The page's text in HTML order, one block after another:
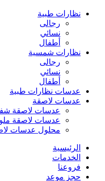
نظارات طبية
رجالى
نسائي
أطفال
نظارات شمسية
رجالى
نسائي
أطفال
عدسات نظارات طبية
عدسات لاصقة
عدسات لاصقة
عدسات لاصقة
محلول عدسات
الرئيسية
الخدمات
فروعنا
حجز موعد